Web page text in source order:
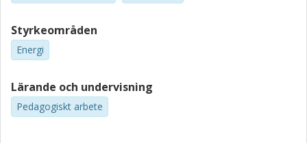
Styrkeområden
Energi
Lärande och undervisning
Pedagogiskt arbete